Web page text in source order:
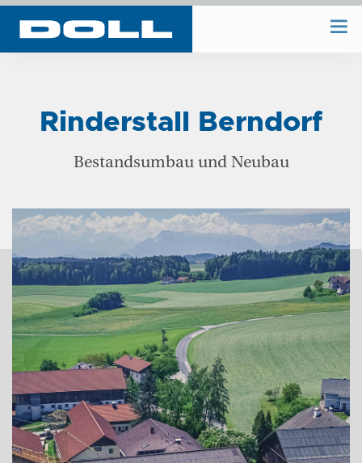
WIR PLANEN
REFERENZEN
ADRESSE
Rinderstall Berndorf
Bestandsumbau und Neubau